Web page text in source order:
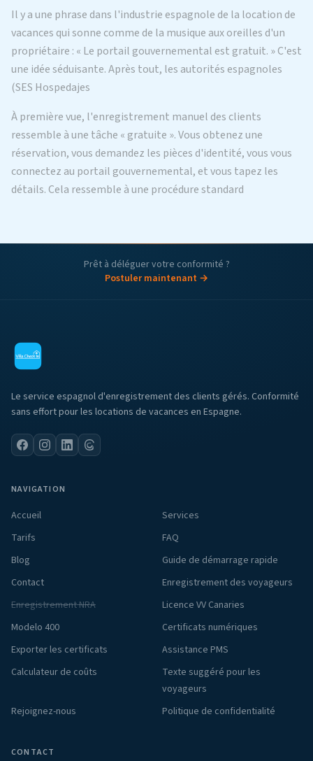
Il y a une phrase dans l'industrie espagnole de la location de
vacances qui sonne comme de la musique aux oreilles d'un
propriétaire : « Le portail gouvernemental est gratuit. » C'est
une idée séduisante. Après tout, les autorités espagnoles
(SES Hospedajes
À première vue, l'enregistrement manuel des clients
ressemble à une tâche « gratuite ». Vous obtenez une
réservation, vous demandez les pièces d'identité, vous vous
connectez au portail gouvernemental, et vous tapez les
détails. Cela ressemble à une procédure standard
Prêt à déléguer votre conformité ?
Postuler maintenant →
Le service espagnol d'enregistrement des clients gérés. Conformité
sans effort pour les locations de vacances en Espagne.
NAVIGATION
Accueil
Services
Tarifs
FAQ
Blog
Guide de démarrage rapide
Contact
Enregistrement des voyageurs
Enregistrement NRA
Licence VV Canaries
Modelo 400
Certificats numériques
Exporter les certificats
Assistance PMS
Calculateur de coûts
Texte suggéré pour les
voyageurs
Rejoignez-nous
Politique de confidentialité
CONTACT